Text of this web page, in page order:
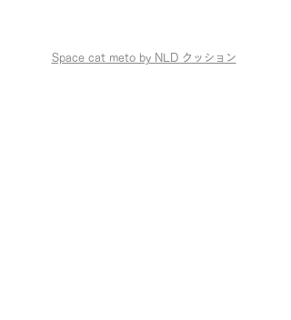
Space cat meto by NLD クッション